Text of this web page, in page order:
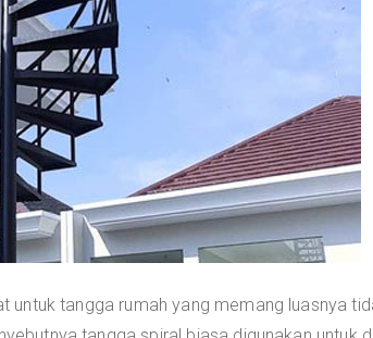
untuk tangga rumah yang memang luasnya